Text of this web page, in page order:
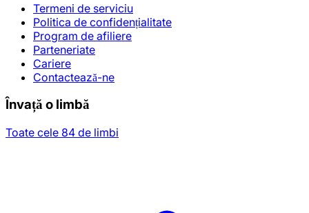
Termeni de serviciu
Politica de confidențialitate
Program de afiliere
Parteneriate
Cariere
Contactează-ne
Învață o limbă
Toate cele 84 de limbi